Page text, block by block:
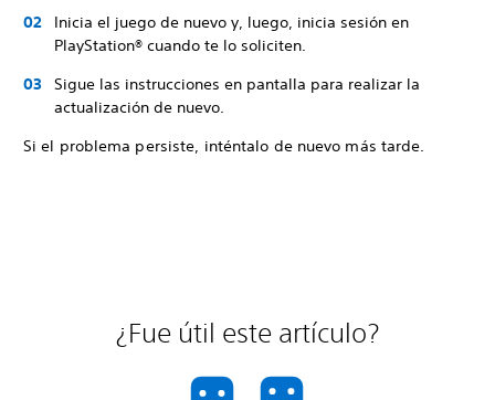
Inicia el juego de nuevo y, luego, inicia sesión en
PlayStation® cuando te lo soliciten.
Sigue las instrucciones en pantalla para realizar la
actualización de nuevo.
Si el problema persiste, inténtalo de nuevo más tarde.
¿Fue útil este artículo?